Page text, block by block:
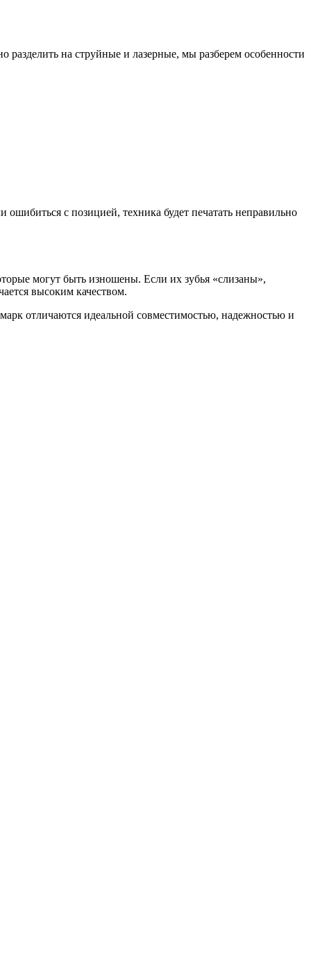
на струйные и лазерные, мы разберем особенности
с позицией, техника будет печатать неправильно
могут быть изношены. Если их зубья «слизаны»,
высоким качеством.
отличаются идеальной совместимостью, надежностью и